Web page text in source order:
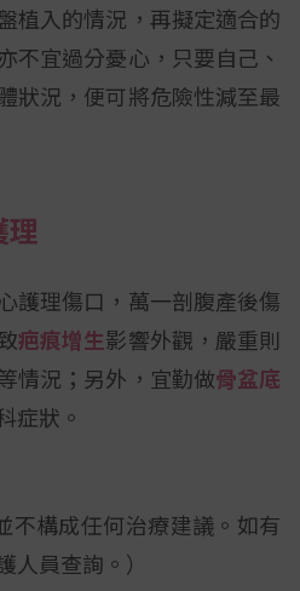
植入的情況，再擬定適合的
不宜過分憂心，只要自己、
狀況，便可將危險性減至最
護理傷口，萬一剖腹產後傷
疤痕增生影響外觀，嚴重則
情況；另外，宜勤做骨盆底
症狀。
不構成任何治療建議。如有
員查詢。）